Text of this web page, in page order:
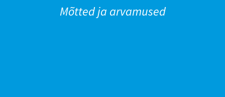
Mõtted ja arvamused